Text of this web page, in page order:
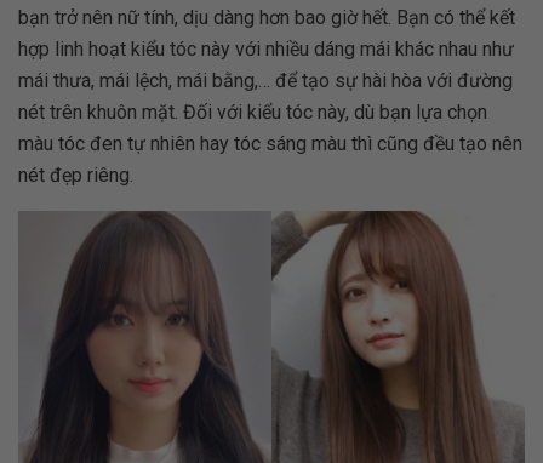
bạn trở nên nữ tính, dịu dàng hơn bao giờ hết. Bạn có thể kết
hợp linh hoạt kiểu tóc này với nhiều dáng mái khác nhau như
mái thưa, mái lệch, mái bằng,… để tạo sự hài hòa với đường
nét trên khuôn mặt. Đối với kiểu tóc này, dù bạn lựa chọn
màu tóc đen tự nhiên hay tóc sáng màu thì cũng đều tạo nên
nét đẹp riêng.